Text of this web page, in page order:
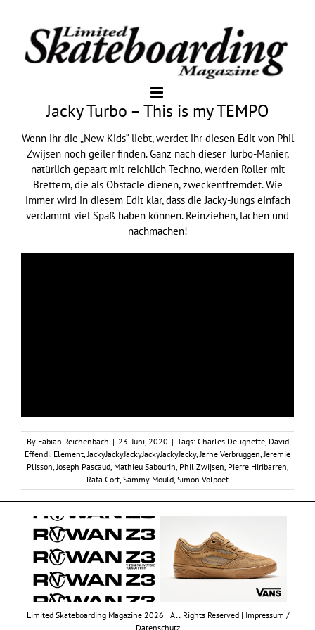
Jacky Turbo – This is my TEMPO
Wenn ihr die „New Kids“ liebt, werdet ihr diesen Edit von Phil
Zwijsen noch geiler finden. Ganz nach dieser Turbo-Manier,
natürlich gepaart mit reichlich Techno, werden Roller mit
Brettern, die als Obstacle dienen, zweckentfremdet. Wie
immer wird in diesem Edit klar, dass die Jacky-Jungs einfach
verdammt viel Spaß haben können. Reinziehen, lachen und
nachmachen!
By Fabian Reichenbach | 23. Juni, 2020 | Tags: Charles Delignette, David
Effendi Element JackyJackyJackyJackyJackyJacky, Jarne Verbruggen Jeremie
Plisson Joseph Pascaud, Mathieu Sabourin Phil Zwijsen Pierre Hiribarren
Rafa Cort Sammy Mould Simon Volpoet
Limited Skateboarding Magazine 2026 | All Rights Reserved | Impressum /
Datenschutz